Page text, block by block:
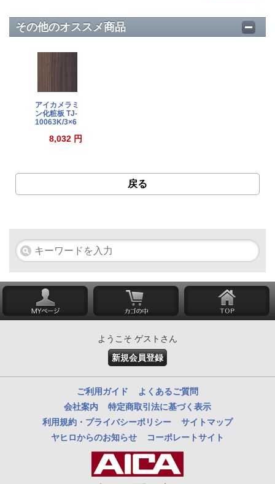
その他のオススメ商品
アイカメラミ
ン化粧板 TJ-
10063K/3×6
8,032 円
戻る
ようこそ ゲストさん
新規会員登録
ご利用ガイド
よくあるご質問
会社案内
特定商取引法に基づく表示
利用規約・プライバシーポリシー
サイトマップ
ヤヒロからのお知らせ
コーポレートサイト